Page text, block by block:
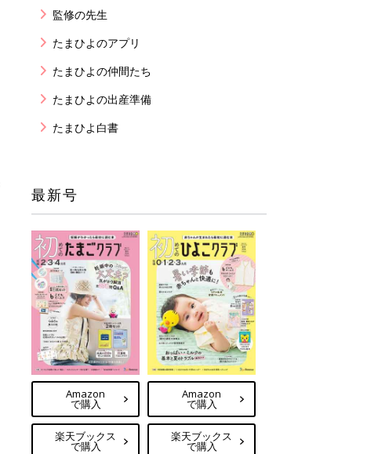
監修の先生
たまひよのアプリ
たまひよの仲間たち
たまひよの出産準備
たまひよ白書
最新号
Amazon
で購入
楽天ブックス
で購入
Amazon
で購入
楽天ブックス
で購入